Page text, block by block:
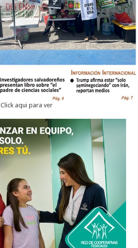
Click aqui para ver